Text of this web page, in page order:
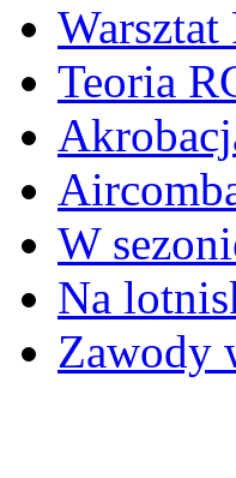
Warsztat
Teoria
W
Na
Zawody